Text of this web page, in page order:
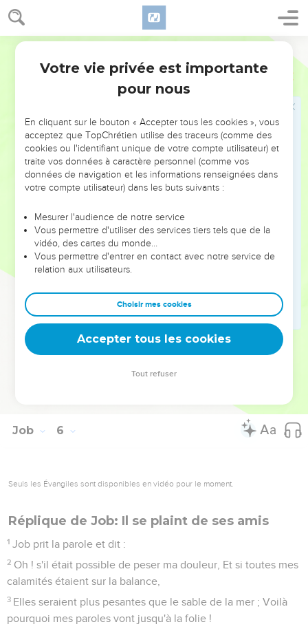
5
ferme la bouche.
Heureux l'homme que Dieu châtie ! Ne méprise pas la
correction du Tout Puissant.
Il fait la plaie, et il la bande ; Il blesse, et sa main guérit.
Six fois il te délivrera de l'angoisse, Et sept fois le mal ne
Il te sauvera de la mort pendant la famine, Et des coups du
glaive pendant la guerre.
Tu seras à l'abri du fléau de la langue, Tu seras sans crainte
quand viendra la dévastation.
n'auras pas à redouter les bêtes de la terre ;
Car tu feras alliance avec les pierres des champs, Et les
bêtes de la terre seront en paix avec toi.
Tu jouiras du bonheur sous ta tente, Tu retrouveras tes
troupeaux au complet,
Tu verras ta postérité s'accroître, Et tes rejetons se
multiplier comme l'herbe des champs.
Tu entreras au sépulcre dans la vieillesse, Comme on
Job 6
Seuls les Évangiles sont disponibles en vidéo pour le moment.
Réplique de Job: Il se plaint de ses amis
1 Job prit la parole et dit :
2 Oh ! s'il était possible de peser ma douleur, Et si toutes mes
calamités étaient sur la balance,
3 Elles seraient plus pesantes que le sable de la mer ; Voilà
pourquoi mes paroles vont jusqu'à la folie !
Votre vie privée est importante
pour nous
En cliquant sur le bouton « Accepter tous les cookies », vous
acceptez que TopChrétien utilise des traceurs (comme des
cookies ou l'identifiant unique de votre compte utilisateur) et
traite vos données à caractère personnel (comme vos
données de navigation et les informations renseignées dans
votre compte utilisateur) dans les buts suivants :
Mesurer l'audience de notre service
Vous permettre d'utiliser des services tiers tels que de la
vidéo, des cartes du monde…
Vous permettre d'entrer en contact avec notre service de
relation aux utilisateurs.
Choisir mes cookies
Accepter tous les cookies
Tout refuser